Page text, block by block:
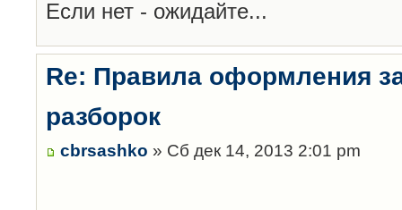
Если нет - ожидайте...
Re: Правила оформления
разборок
cbrsashko » Сб дек 14, 2013 2:01 pm